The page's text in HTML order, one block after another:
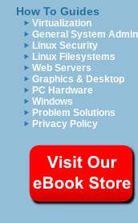
How To Guides
Virtualization
General System Admin
Linux Security
Linux Filesystems
Web Servers
Graphics & Desktop
PC Hardware
Windows
Problem Solutions
Privacy Policy